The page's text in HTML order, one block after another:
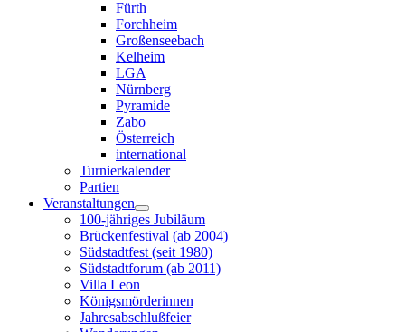
Fürth
Forchheim
Großenseebach
Kelheim
LGA
Nürnberg
Pyramide
Zabo
Österreich
international
Turnierkalender
Partien
Veranstaltungen
100-jähriges Jubiläum
Brückenfestival (ab 2004)
Südstadtfest (seit 1980)
Südstadtforum (ab 2011)
Villa Leon
Königsmörderinnen
Jahresabschlußfeier